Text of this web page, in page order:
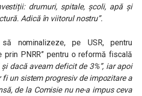
drumuri, spitale, școli, apă și
Adică în viitorul nostru”.
nominalizeze, pe USR, pentru
prin PNRR” pentru o reformă fiscală
dacă aveam deficit de 3%”, iar apoi
un sistem progresiv de impozitare a
de la Comisie nu ne-a impus ceva